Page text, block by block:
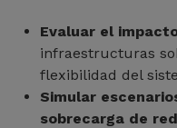
Evaluar el
infraestructuras
flexibilidad del
Simular
sobrecarga de red